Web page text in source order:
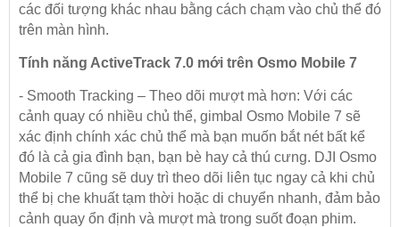
các đối tượng khác nhau bằng cách chạm vào chủ thể đó
trên màn hình.
Tính năng ActiveTrack 7.0 mới trên Osmo Mobile 7
- Smooth Tracking – Theo dõi mượt mà hơn: Với các
cảnh quay có nhiều chủ thể, gimbal Osmo Mobile 7 sẽ
xác định chính xác chủ thể mà bạn muốn bắt nét bất kể
đó là cả gia đình bạn, bạn bè hay cả thú cưng. DJI Osmo
Mobile 7 cũng sẽ duy trì theo dõi liên tục ngay cả khi chủ
thể bị che khuất tạm thời hoặc di chuyển nhanh, đảm bảo
cảnh quay ổn định và mượt mà trong suốt đoạn phim.